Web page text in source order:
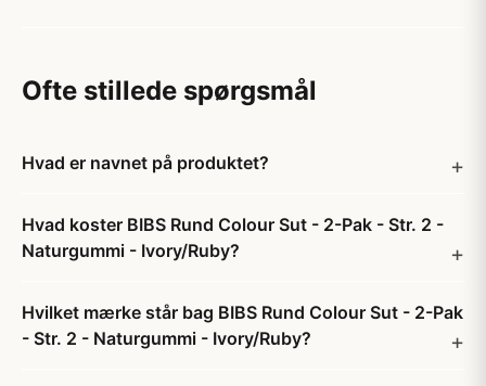
Ofte stillede spørgsmål
Hvad er navnet på produktet?
Hvad koster BIBS Rund Colour Sut - 2-Pak - Str. 2 -
Naturgummi - Ivory/Ruby?
Hvilket mærke står bag BIBS Rund Colour Sut - 2-Pak
- Str. 2 - Naturgummi - Ivory/Ruby?